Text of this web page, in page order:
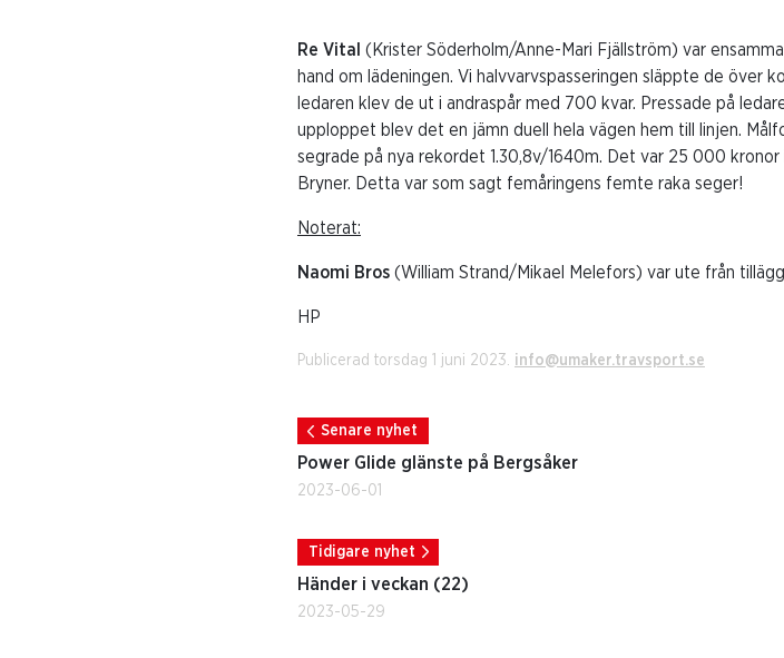
Re Vital (Krister Söderholm/Anne-Mari Fjällström) var
hand om lädeningen. Vi halvvarvspasseringen släppte de över
ledaren klev de ut i andraspår med 700 kvar. Pressade på
upploppet blev det en jämn duell hela vägen hem till linjen.
segrade på nya rekordet 1.30,8v/1640m. Det var 25 000
Bryner. Detta var som sagt femåringens femte raka seger!
Noterat:
Naomi Bros (William Strand/Mikael Melefors) var ute från
HP
Publicerad torsdag 1 juni 2023. info@umaker.travsport.se
Senare nyhet
Power Glide glänste på Bergsåker
2023-06-01
Tidigare nyhet
Händer i veckan (22)
2023-05-29